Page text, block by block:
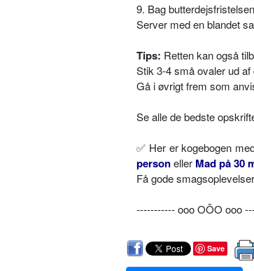
9. Bag
Server med en blandet
Tips: Retten kan også
Stik 3-4 små ovaler ud af
Gå i øvrigt frem som
Se alle de bedste
✅ Her er kogebogen
personeller Mad på 30
Få gode
----------- ooo OÔO ooo
Save